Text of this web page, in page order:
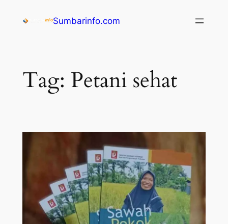
Sumbarinfo.com
Tag: Petani sehat